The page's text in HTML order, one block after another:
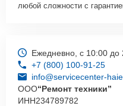
любой сложности с
Ежедневно, с 10:00 до
+7 (800) 100-91-25
info@servicecenter-
ООО“Ремонт техники”
ИНН234789782